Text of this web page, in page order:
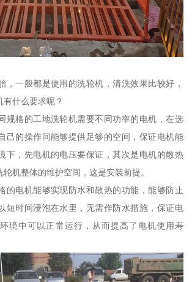
，一般都是使用的洗轮机，清洗效果比较好，
有什么要求呢？
规格的工地洗轮机需要不同功率的电机，在选
己的操作间能够提供足够的空间，保证电机能
下，先电机的电压要保证，其次是电机的散热
机整体的维护空间，这是安装前提。
的电机能够实现防水和散热的功能，能够防止
短时间浸泡在水里，无需作防水措施，保证电
境中可以正常运行，从而提高了电机使用寿